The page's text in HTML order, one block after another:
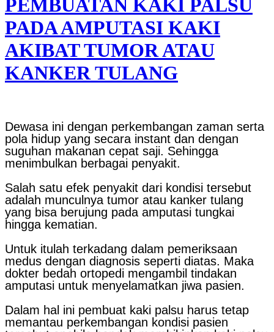
PEMBUATAN KAKI PALSU
PADA AMPUTASI KAKI
AKIBAT TUMOR ATAU
KANKER TULANG
Dewasa ini dengan perkembangan zaman serta
pola hidup yang secara instant dan dengan
suguhan makanan cepat saji. Sehingga
menimbulkan berbagai penyakit.
Salah satu efek penyakit dari kondisi tersebut
adalah munculnya tumor atau kanker tulang
yang bisa berujung pada amputasi tungkai
hingga kematian.
Untuk itulah terkadang dalam pemeriksaan
medus dengan diagnosis seperti diatas. Maka
dokter bedah ortopedi mengambil tindakan
amputasi untuk menyelamatkan jiwa pasien.
Dalam hal ini pembuat kaki palsu harus tetap
memantau perkembangan kondisi pasien